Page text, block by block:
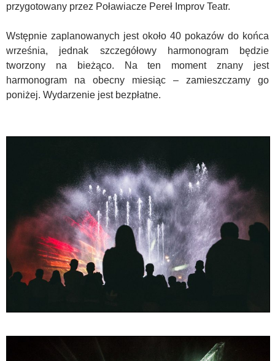
przygotowany przez Poławiacze Pereł Improv Teatr.
Wstępnie zaplanowanych jest około 40 pokazów do końca
września, jednak szczegółowy harmonogram będzie
tworzony na bieżąco. Na ten moment znany jest
harmonogram na obecny miesiąc – zamieszczamy go
poniżej. Wydarzenie jest bezpłatne.